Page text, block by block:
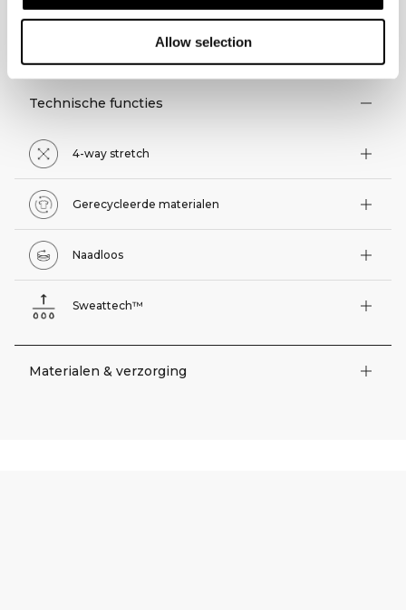
Allow selection
TECHNISCHE ASPECTEN
Technische functies
4-way stretch
Gerecycleerde materialen
Naadloos
Sweattech™
Materialen & verzorging